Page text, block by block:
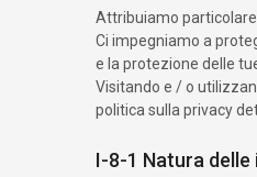
Attribuiamo
Ci impegniamo a
e la protezione delle
Visitando e / o
politica sulla privacy
I-8-1 Natura